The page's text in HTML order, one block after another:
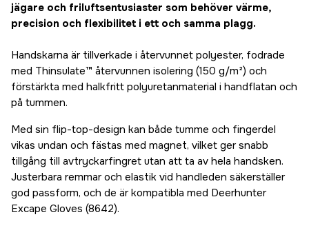
jägare och friluftsentusiaster som behöver värme,
precision och flexibilitet i ett och samma plagg.
Handskarna är tillverkade i återvunnet polyester, fodrade
med Thinsulate™ återvunnen isolering (150 g/m²) och
förstärkta med halkfritt polyuretanmaterial i handflatan och
på tummen.
Med sin flip-top-design kan både tumme och fingerdel
vikas undan och fästas med magnet, vilket ger snabb
tillgång till avtryckarfingret utan att ta av hela handsken.
Justerbara remmar och elastik vid handleden säkerställer
god passform, och de är kompatibla med Deerhunter
Excape Gloves (8642).